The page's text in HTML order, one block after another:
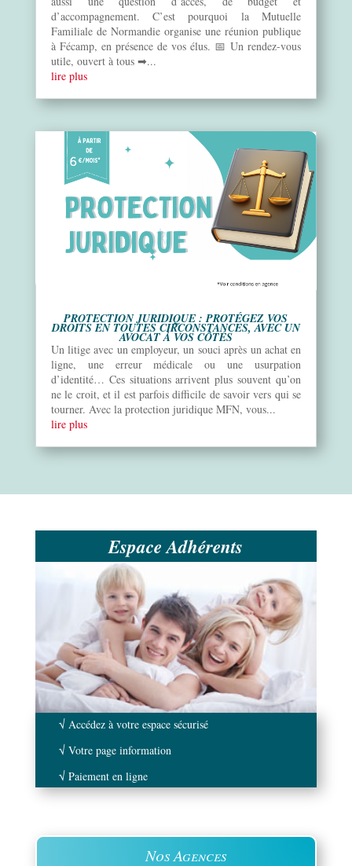
d’accompagnement. C’est pourquoi la Mutuelle
Familiale de Normandie organise une réunion publique
à Fécamp, en présence de vos élus. 📅 Un rendez-vous
utile, ouvert à tous ➡...
lire plus
PROTECTION JURIDIQUE : PROTÉGEZ VOS
DROITS EN TOUTES CIRCONSTANCES, AVEC UN
AVOCAT À VOS CÔTÉS
Un litige avec un employeur, un souci après un achat en
ligne, une erreur médicale ou une usurpation
d’identité… Ces situations arrivent plus souvent qu’on
ne le croit, et il est parfois difficile de savoir vers qui se
tourner. Avec la protection juridique MFN, vous...
lire plus
Espace Adhérents
√ Accédez à votre espace sécurisé
√ Votre page information
√ Paiement en ligne
Nos Agences